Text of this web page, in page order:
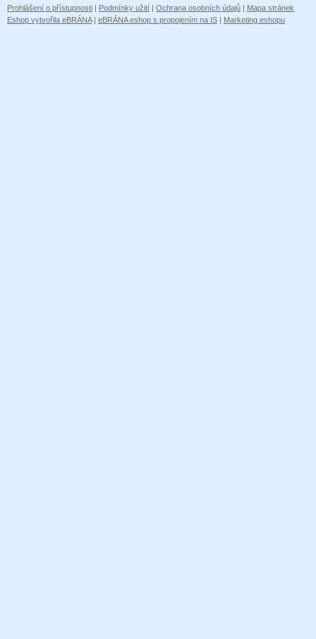
Prohlášení o přístupnosti | Podmínky užití | Ochrana osobních údajů | Mapa stránek
Eshop vytvořila eBRÁNA| eBRÁNA eshop s propojením na IS | Marketing eshopu